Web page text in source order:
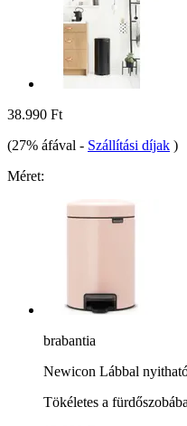
38.990 Ft
(27% áfával - Szállítási díjak )
Méret:
brabantia
Newicon Lábbal
Tökéletes a